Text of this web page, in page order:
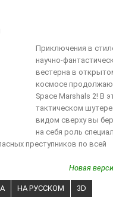
Приключения в
научно-
вестерна в
космосе
Space Marshals 2! В
тактическом
видом сверху вы
на себя роль
преступников по всей
Новая
НА РУССКОМ 3D